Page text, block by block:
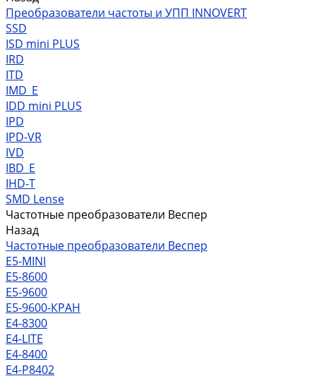
Преобразователи частоты и УПП INNOVERT
SSD
ISD mini PLUS
IRD
ITD
IMD_E
IDD mini PLUS
IPD
IРD-VR
IVD
IBD_E
IHD-T
SMD Lense
Частотные преобразователи Веспер
Назад
Частотные преобразователи Веспер
Е5-MINI
Е5-8600
Е5-9600
Е5-9600-КРАН
Е4-8300
Е4-LITE
E4-8400
Е4-P8402